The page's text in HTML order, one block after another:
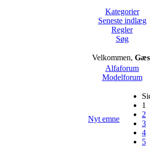
Kategorier
Seneste indlæg
Regler
Søg
Velkommen,
Alfaforum
Modelforum
Nyt emne
1
2
3
4
5